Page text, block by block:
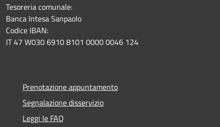
Tesoreria comunale:
Banca Intesa Sanpaolo
Codice IBAN:
IT 47 W030 6910 8101 0000 0046 124
Prenotazione appuntamento
Segnalazione disservizio
Leggi le FAQ